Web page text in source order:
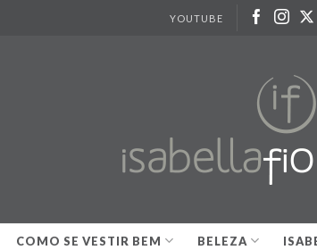
YOUTUBE
COMO SE VESTIR BEM BELEZA